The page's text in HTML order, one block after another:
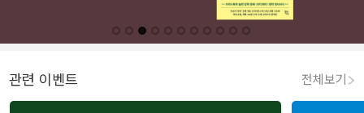
관련 이벤트 전체보기